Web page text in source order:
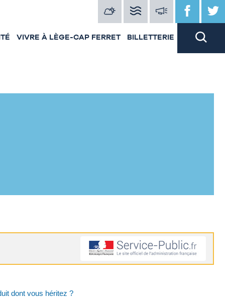
VIVRE À LÈGE-CAP FERRET BILLETTERIE
dont vous héritez ?